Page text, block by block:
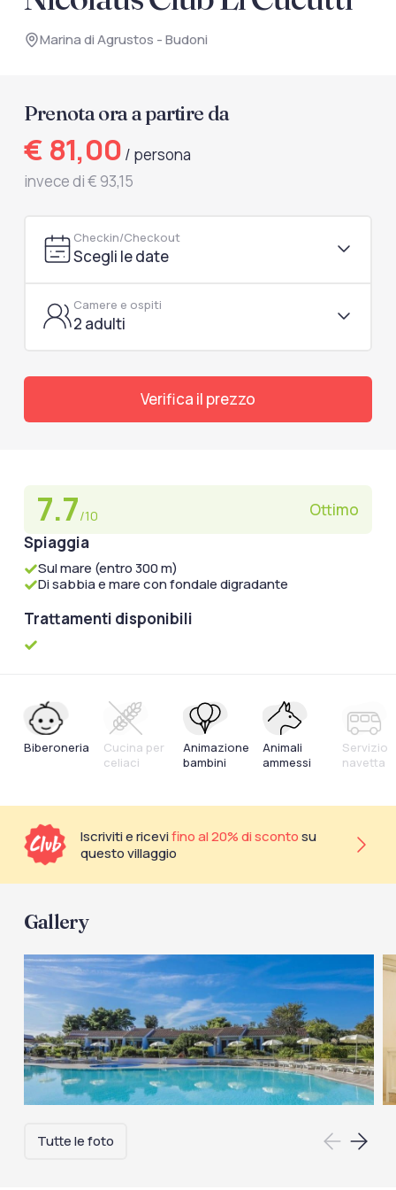
documenti di viaggio.
Accedi / Registrati
Marina di Agrustos - Budoni
Prenota ora a partire da
€ 81,00 / persona
invece di € 93,15
Checkin/Checkout
Scegli le date
Camere e ospiti
2 adulti
Verifica il prezzo
7.7/10
Ottimo
Spiaggia
Sul mare (entro 300 m)
Di sabbia e mare con fondale digradante
Trattamenti disponibili
Biberoneria
Cucina per
celiaci
Animazione
bambini
Animali
ammessi
Servizio
navetta
Iscriviti e ricevifino al 20% di scontosu
questo villaggio
Gallery
Tutte le foto